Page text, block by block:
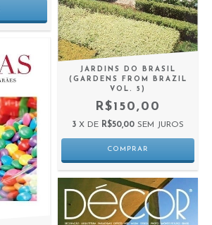
JARDINS DO BRASIL
(GARDENS FROM BRAZIL
VOL. 5)
R$150,00
3 X DE R$50,00 SEM JUROS